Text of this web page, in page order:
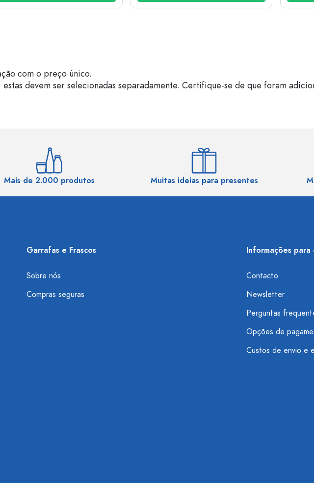
com o preço único.
devem ser selecionadas separadamente. Certifique-se de que foram
Mais de 2.000 produtos Muitas ideias para presentes
Garrafas e Frascos
Sobre nós
Compras seguras
Informações para
Contacto
Newsletter
Perguntas
Opções de
Custos de envio e